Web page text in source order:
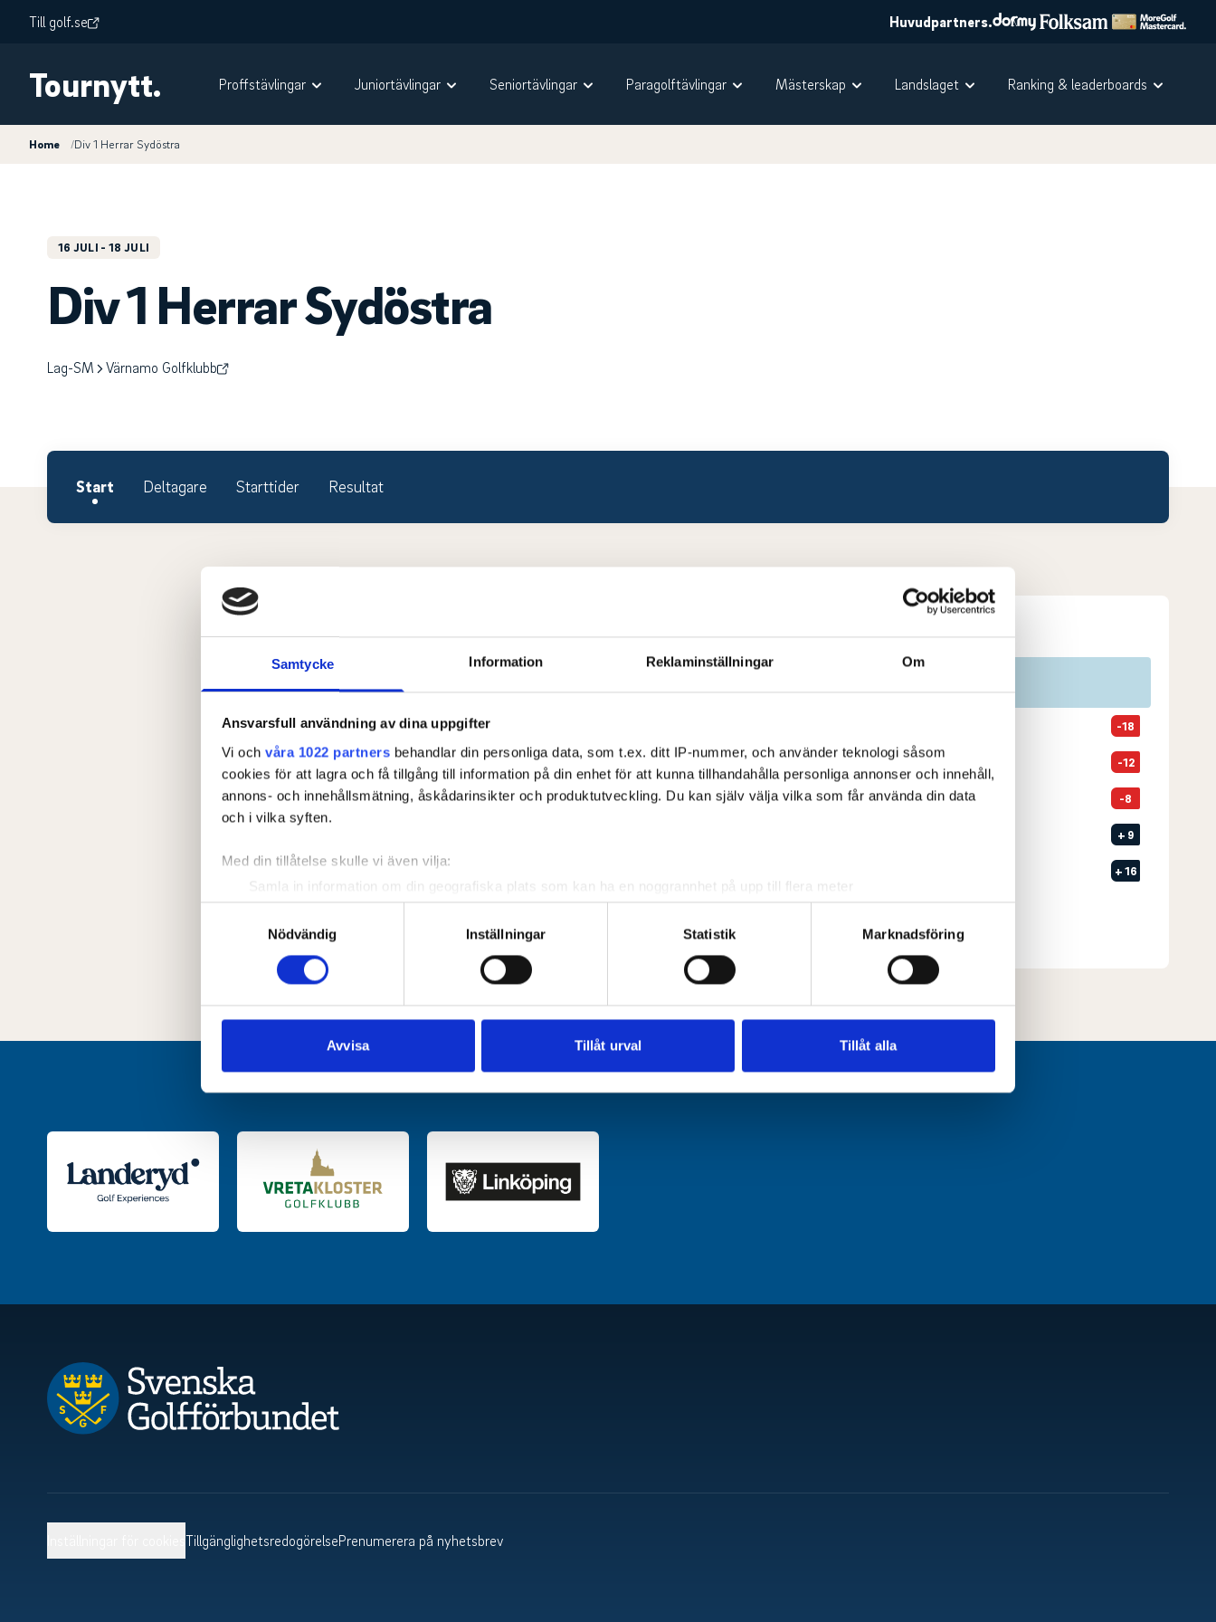
Samtycke Information Reklaminställningar Om
Ansvarsfull användning av dina uppgifter
Vi och våra 1022 partners behandlar din personliga data, som t.ex. ditt IP-nummer, och använder teknologi såsom
cookies för att lagra och få tillgång till information på din enhet för att kunna tillhandahålla personliga annonser och innehåll,
annons- och innehållsmätning, åskådarinsikter och produktutveckling. Du kan själv välja vilka som får använda din data
och i vilka syften.
Med din tillåtelse skulle vi även vilja:
Samla in information om din geografiska plats som kan ha en noggrannhet på upp till flera meter
Identifiera din enhet genom att aktivt skanna den för specifika kännetecken (fingeravtryck)
Ta reda på mer om hur dina personliga uppgifter behandlas och ställ in dina preferenser i
detaljsektionen. Du kan ändra
eller dra tillbaka ditt samtycke när som helst från cookie-förklaringen.
sociala medier och analysera vår trafik. Vi vidarebefordrar även sådana identifierare och annan information från din enhet
till de sociala medier och annons- och analysföretag som vi samarbetar med. Dessa kan i sin tur kombinera informationen
Nödvändig
Inställningar Statistik Marknadsföring
Avvisa Tillåt urval Tillåt alla
Till golf.se Huvudpartners.
Tournytt. Proffstävlingar Juniortävlingar Seniortävlingar Paragolftävlingar Mästerskap Landslaget Ranking & leaderboards
Home /Div 1 Herrar Sydöstra
16 JULI - 18 JULI
Div 1 Herrar Sydöstra
Lag-SM Värnamo Golfklubb
Start Deltagare Starttider Resultat
Leaderboard.
Pos Lag
-18
2 Falkenbergs GK -12
3 Hooks GK -8
+ 9
+16
Senast uppdaterad:12:58
Se full leaderboard
TillgänglighetsredogörelsePrenumerera på nyhetsbrev